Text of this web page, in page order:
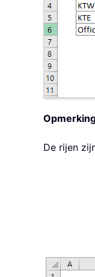
De rijen